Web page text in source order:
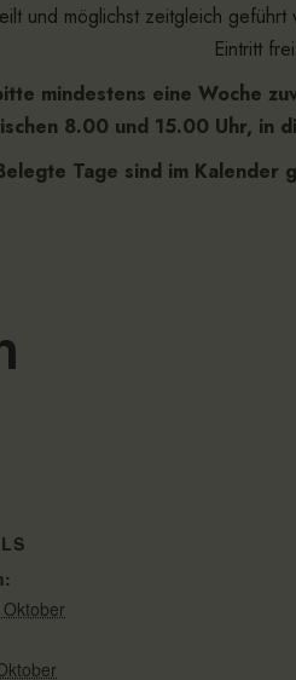
und möglichst zeitgleich
Eintritt
mindestens eine Woche
8.00 und 15.00 Uhr, in
Tage sind im Kalender